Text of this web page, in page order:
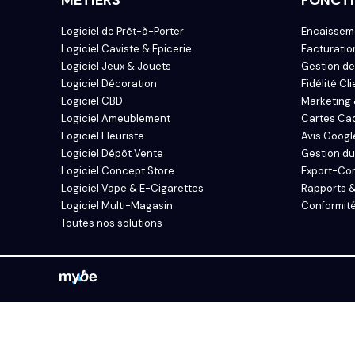
Logiciel de Prêt-à-Porter
Logiciel Caviste & Epicerie
Logiciel Jeux & Jouets
Logiciel Décoration
Logiciel CBD
Logiciel Ameublement
Logiciel Fleuriste
Logiciel Dépôt Vente
Logiciel Concept Store
Logiciel Vape & E-Cigarettes
Logiciel Multi-Magasin
Toutes nos solutions
Gestion
Fidélité
Marketing
Cartes
Avis
Gestion
Export-
Rapports